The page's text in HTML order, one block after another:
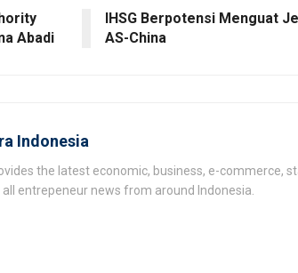
Abadi
IHSG Berpotensi Menguat
AS-China
Indonesia
the latest economic, business, e-commerce,
entrepeneur news from around Indonesia.